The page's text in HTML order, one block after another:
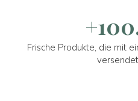
Frische Produkte, die mit